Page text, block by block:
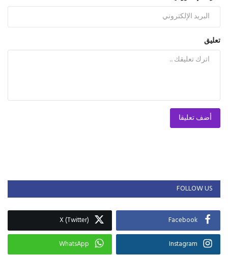
تعليق
أضف تعليقا
FOLLOW US
Facebook
X (Twitter)
Instagram
WhatsApp